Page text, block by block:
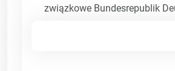
związkowe Bundesrepublik